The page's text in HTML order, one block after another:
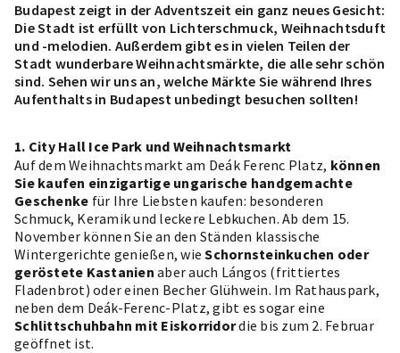
Budapest zeigt in der Adventszeit ein ganz neues Gesicht:
Die Stadt ist erfüllt von Lichterschmuck, Weihnachtsduft
und -melodien. Außerdem gibt es in vielen Teilen der
Stadt wunderbare Weihnachtsmärkte, die alle sehr schön
sind. Sehen wir uns an, welche Märkte Sie während Ihres
Aufenthalts in Budapest unbedingt besuchen sollten!
1. City Hall Ice Park und Weihnachtsmarkt
Auf dem Weihnachtsmarkt am Deák Ferenc Platz, können
Sie kaufen einzigartige ungarische handgemachte
Geschenke für Ihre Liebsten kaufen: besonderen
Schmuck, Keramik und leckere Lebkuchen. Ab dem 15.
November können Sie an den Ständen klassische
Wintergerichte genießen, wie Schornsteinkuchen oder
geröstete Kastanien aber auch Lángos (frittiertes
Fladenbrot) oder einen Becher Glühwein. Im Rathauspark,
neben dem Deák-Ferenc-Platz, gibt es sogar eine
Schlittschuhbahn mit Eiskorridordie bis zum 2. Februar
geöffnet ist.